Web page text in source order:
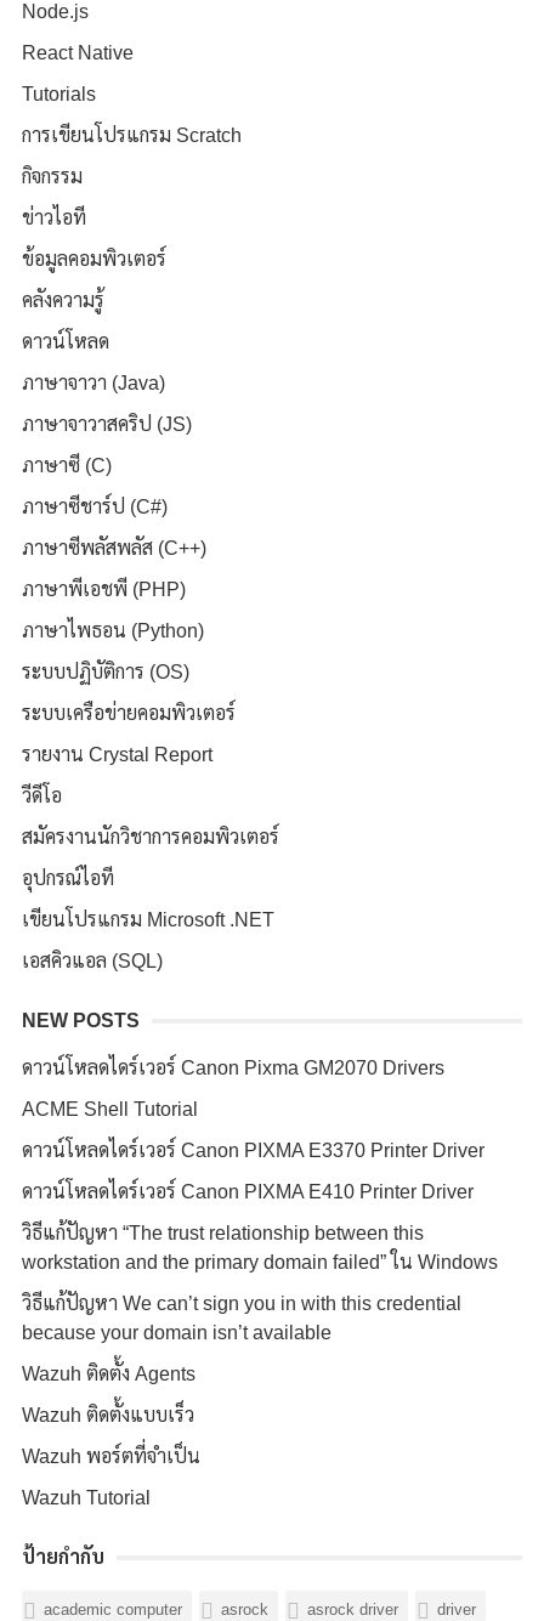
Node.js
React Native
Tutorials
การเขียนโปรแกรม Scratch
กิจกรรม
ข่าวไอที
ข้อมูลคอมพิวเตอร์
คลังความรู้
ดาวน์โหลด
ภาษาจาวา (Java)
ภาษาจาวาสคริป (JS)
ภาษาซี (C)
ภาษาซีชาร์ป (C#)
ภาษาซีพลัสพลัส (C++)
ภาษาพีเอชพี (PHP)
ภาษาไพธอน (Python)
ระบบปฏิบัติการ (OS)
ระบบเครือข่ายคอมพิวเตอร์
รายงาน Crystal Report
วีดีโอ
สมัครงานนักวิชาการคอมพิวเตอร์
อุปกรณ์ไอที
เขียนโปรแกรม Microsoft .NET
เอสคิวแอล (SQL)
NEW POSTS
ดาวน์โหลดไดร์เวอร์ Canon Pixma GM2070 Drivers
ACME Shell Tutorial
ดาวน์โหลดไดร์เวอร์ Canon PIXMA E3370 Printer Driver
ดาวน์โหลดไดร์เวอร์ Canon PIXMA E410 Printer Driver
วิธีแก้ปัญหา “The trust relationship between this
workstation and the primary domain failed” ใน Windows
วิธีแก้ปัญหา We can’t sign you in with this credential
because your domain isn’t available
Wazuh ติดตั้ง Agents
Wazuh ติดตั้งแบบเร็ว
Wazuh พอร์ตที่จำเป็น
Wazuh Tutorial
ป้ายกำกับ
academic computer asrock asrock driver driver